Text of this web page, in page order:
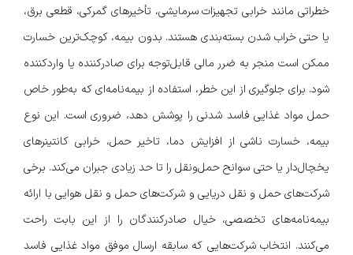
خطراتی مانند خرابی تجهیزات سرمایشی، تأخیرهای گمرکی، قطعی برق،
یا حتی خراب شدن بسته‌بندی هستند. بدون بیمه، کوچک‌ترین خسارت
ممکن است منجر به ضرر مالی قابل‌توجه برای صادرکننده یا واردکننده
شود. برای جلوگیری از این خطر، استفاده از بیمه‌نامه‌ای که به‌طور خاص
حمل مواد غذایی فاسد شدنی را پوشش دهد، ضروری است. این نوع
بیمه، خسارت ناشی از افزایش دما، تاخیر حمل، خرابی کانتینرهای
یخچال‌دار یا حتی سوانح حمل‌ونقل را تا حد زیادی جبران می‌کند. برخی
شرکت‌های حمل و نقل دریایی و شرکت‌های حمل و نقل هوایی با ارائه
بیمه‌نامه‌های تخصصی، خیال صادرکنندگان را از این بابت راحت
می‌کنند. انتخاب شرکت‌هایی که سابقه ارسال موفق مواد غذایی فاسد